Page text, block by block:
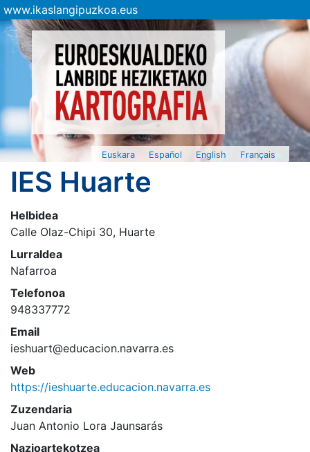
www.ikaslangipuzkoa.eus
Euskara Español English Français
IES Huarte
Helbidea
Calle Olaz-Chipi 30, Huarte
Lurraldea
Nafarroa
Telefonoa
948337772
Email
ieshuart@educacion.navarra.es
Web
https://ieshuarte.educacion.navarra.es
Zuzendaria
Juan Antonio Lora Jaunsarás
Nazioartekotzea